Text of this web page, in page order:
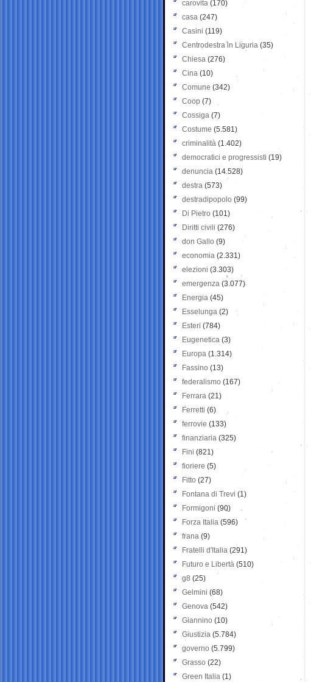
carovita (170)
casa (247)
Casini (119)
Centrodestra in Liguria (35)
Chiesa (276)
Cina (10)
Comune (342)
Coop (7)
Cossiga (7)
Costume (5.581)
criminalità (1.402)
democratici e progressisti (19)
denuncia (14.528)
destra (573)
destradipopolo (99)
Di Pietro (101)
Diritti civili (276)
don Gallo (9)
economia (2.331)
elezioni (3.303)
emergenza (3.077)
Energia (45)
Esselunga (2)
Esteri (784)
Eugenetica (3)
Europa (1.314)
Fassino (13)
federalismo (167)
Ferrara (21)
Ferretti (6)
ferrovie (133)
finanziaria (325)
Fini (821)
fioriere (5)
Fitto (27)
Fontana di Trevi (1)
Formigoni (90)
Forza Italia (596)
frana (9)
Fratelli d'Italia (291)
Futuro e Libertà (510)
g8 (25)
Gelmini (68)
Genova (542)
Giannino (10)
Giustizia (5.784)
governo (5.799)
Grasso (22)
Green Italia (1)